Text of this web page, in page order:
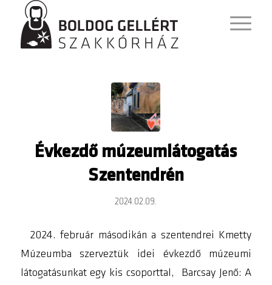
Évkezdő múzeumlátogatás
Szentendrén
2024.02.09.
2024. február másodikán a szentendrei Kmetty
Múzeumba szerveztük idei évkezdő múzeumi
látogatásunkat egy kis csoporttal, Barcsay Jenő: A